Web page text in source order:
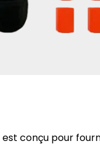
est conçu pour